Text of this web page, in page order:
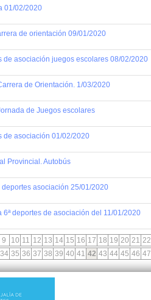
01/02/2020
de orientación 09/01/2020
de asociación juegos escolares 08/02/2020
de Orientación. 1/03/2020
de Juegos escolares
de asociación 01/02/2020
Provincial. Autobús
asociación 25/01/2020
deportes de asociación del 11/01/2020
9 10 11 12 13 14 15 16 17 18 19 20 21 22
34 35 36 37 38 39 40 41 42 43 44 45 46 47